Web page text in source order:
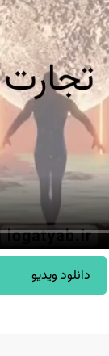
دانلود ویدیو